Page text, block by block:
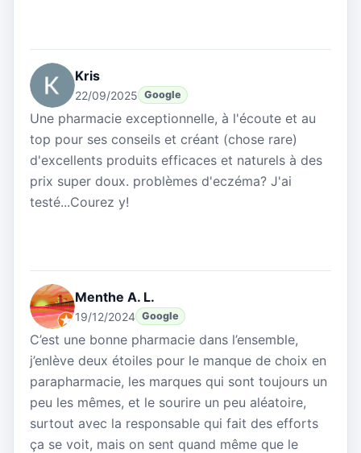
Kris
22/09/2025 Google
Une pharmacie exceptionnelle, à l'écoute et au
top pour ses conseils et créant (chose rare)
d'excellents produits efficaces et naturels à des
prix super doux. problèmes d'eczéma? J'ai
testé...Courez y!
Menthe A. L.
19/12/2024 Google
C’est une bonne pharmacie dans l’ensemble,
j’enlève deux étoiles pour le manque de choix en
parapharmacie, les marques qui sont toujours un
peu les mêmes, et le sourire un peu aléatoire,
surtout avec la responsable qui fait des efforts
ça se voit, mais on sent quand même que le